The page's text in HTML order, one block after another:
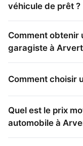
véhicule de prêt ?
Comment obtenir
garagiste à
Comment choisir
Quel est le prix
automobile à